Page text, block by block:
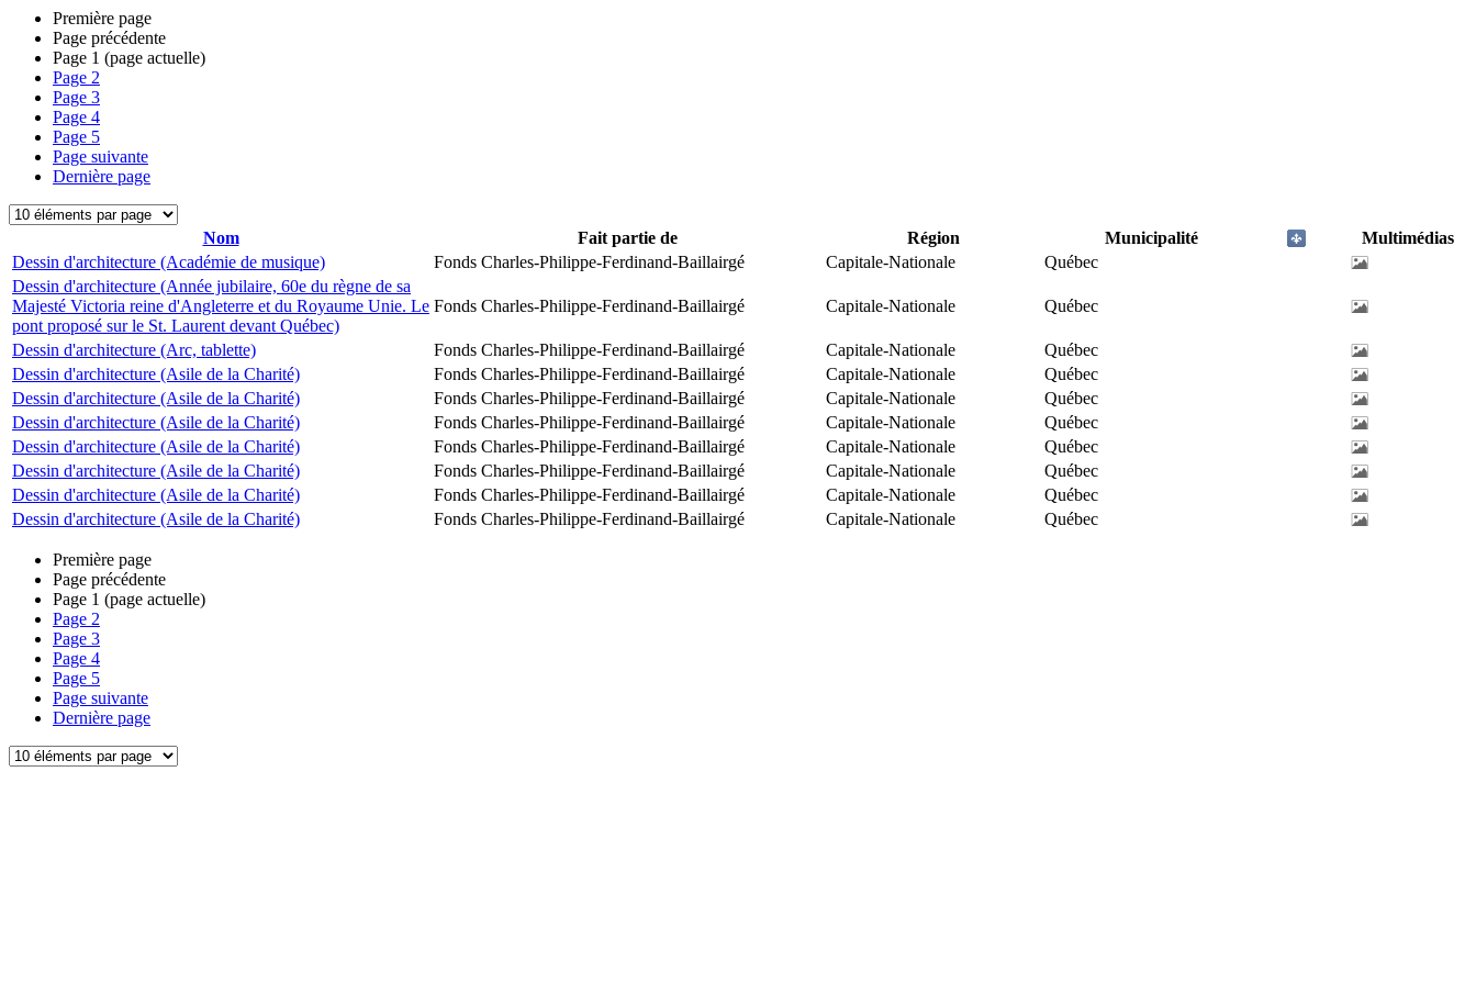
Première page
Page précédente
Page 1 (page actuelle)
Page 2
Page 3
Page 4
Page 5
Page suivante
Dernière page
Nom Fait partie de Région Municipalité
Multimédias
Dessin d'architecture (Académie de musique)
Fonds Charles-Philippe-Ferdinand-Baillairgé Capitale-Nationale
Québec
Dessin d'architecture (Année jubilaire, 60e du règne de sa
Majesté Victoria reine d'Angleterre et du Royaume Unie. Le
pont proposé sur le St. Laurent devant Québec)
Fonds Charles-Philippe-Ferdinand-Baillairgé Capitale-Nationale Québec
Dessin d'architecture (Arc, tablette) Fonds Charles-Philippe-Ferdinand-Baillairgé Capitale-Nationale
Québec
Dessin d'architecture (Asile de la Charité)
Fonds Charles-Philippe-Ferdinand-Baillairgé Capitale-Nationale
Québec
Dessin d'architecture (Asile de la Charité)
Fonds Charles-Philippe-Ferdinand-Baillairgé Capitale-Nationale
Québec
Dessin d'architecture (Asile de la Charité)
Fonds Charles-Philippe-Ferdinand-Baillairgé Capitale-Nationale
Québec
Dessin d'architecture (Asile de la Charité)
Fonds Charles-Philippe-Ferdinand-Baillairgé Capitale-Nationale
Québec
Dessin d'architecture (Asile de la Charité)
Fonds Charles-Philippe-Ferdinand-Baillairgé Capitale-Nationale
Québec
Dessin d'architecture (Asile de la Charité)
Fonds Charles-Philippe-Ferdinand-Baillairgé Capitale-Nationale
Québec
Dessin d'architecture (Asile de la Charité)
Fonds Charles-Philippe-Ferdinand-Baillairgé Capitale-Nationale Québec
Première page
Page précédente
Page 1 (page actuelle)
Page 2
Page 3
Page 4
Page 5
Page suivante
Dernière page